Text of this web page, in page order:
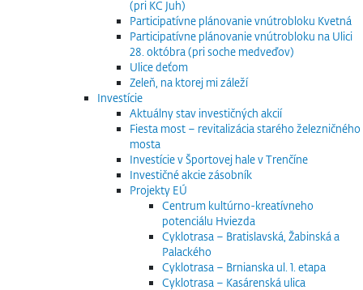
(pri KC Juh)
Participatívne plánovanie vnútrobloku Kvetná
Participatívne plánovanie vnútrobloku na Ulici
28. októbra (pri soche medveďov)
Ulice deťom
Zeleň, na ktorej mi záleží
Investície
Aktuálny stav investičných akcií
Fiesta most – revitalizácia starého železničného
mosta
Investície v Športovej hale v Trenčíne
Investičné akcie zásobník
Projekty EÚ
Centrum kultúrno-kreatívneho
potenciálu Hviezda
Cyklotrasa – Bratislavská, Žabinská a
Palackého
Cyklotrasa – Brnianska ul. 1. etapa
Cyklotrasa – Kasárenská ulica